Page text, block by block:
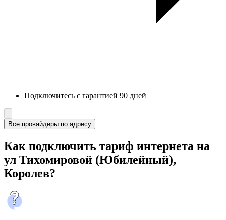
Подключитесь с гарантией 90 дней
Все провайдеры по адресу
Как подключить тариф интернета на
ул Тихомировой (Юбилейный),
Королев?